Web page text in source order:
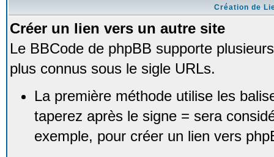
Création de
Créer un lien vers un autre site
Le BBCode de phpBB supporte
plus connus sous le sigle URLs.
La première méthode utilise les
taperez après le signe = sera
exemple, pour créer un lien vers